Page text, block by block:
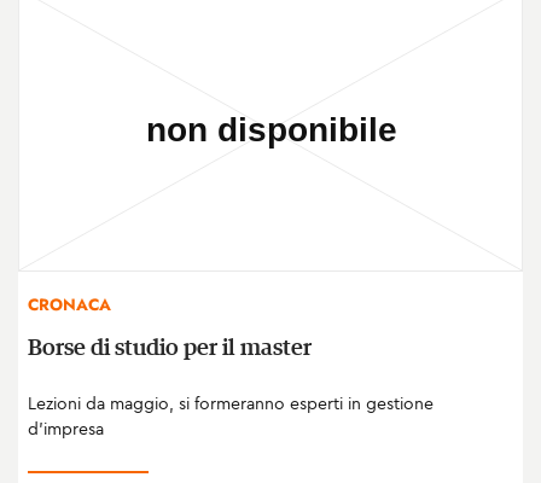
CRONACA
Borse di studio per il master
Lezioni da maggio, si formeranno esperti in gestione
d’impresa